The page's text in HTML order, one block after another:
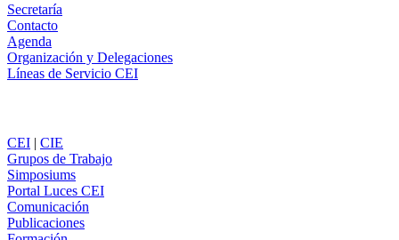
Secretaría
Contacto
Agenda
Organización y Delegaciones
Líneas de Servicio CEI
CEI | CIE
Grupos de Trabajo
Simposiums
Portal Luces CEI
Comunicación
Publicaciones